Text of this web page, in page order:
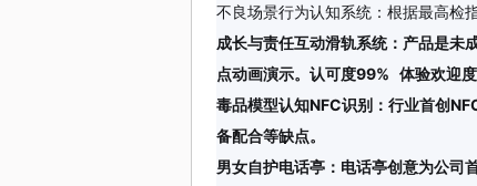
不良场景行为认知系统 ：根据最高检
成长与责任互动滑轨系统： 产品是未
点动画演示。认可度99% 体验欢迎度
毒品模型认知NFC识别 ：行业首创
备配合等缺点。
男女自护电话亭： 电话亭创意为公司